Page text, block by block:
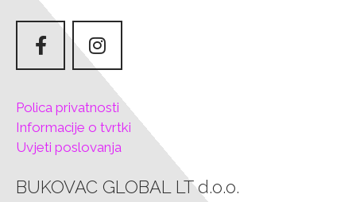
Polica privatnosti
Informacije o tvrtki
Uvjeti poslovanja
BUKOVAC GLOBAL LT d.o.o.